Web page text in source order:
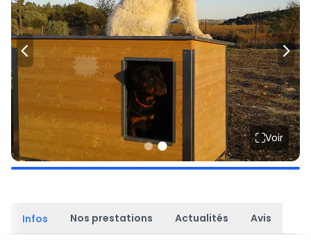
Voir
Infos Nos prestations Actualités Avis